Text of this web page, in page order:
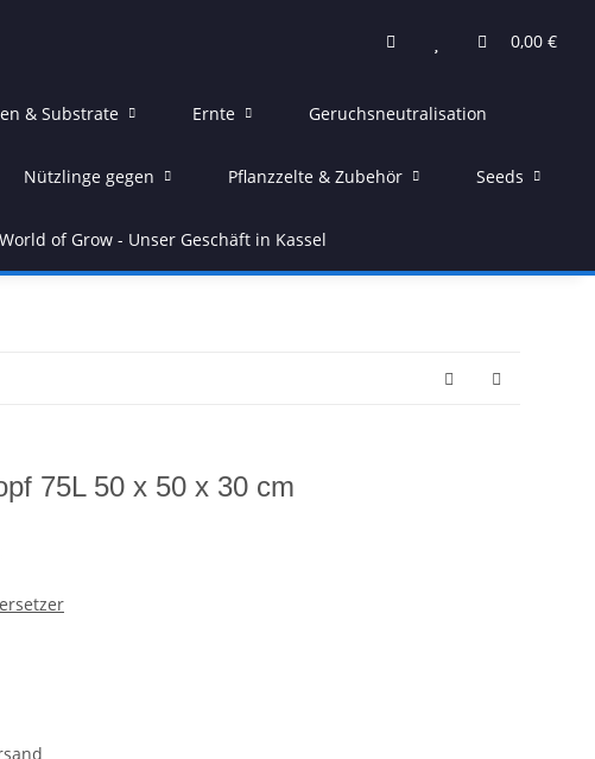
0,00 €
& Substrate Ernte Geruchsneutralisation
Nützlinge gegen Pflanzzelte & Zubehör Seeds
World of Grow - Unser Geschäft in Kassel
75L 50 x 50 x 30 cm